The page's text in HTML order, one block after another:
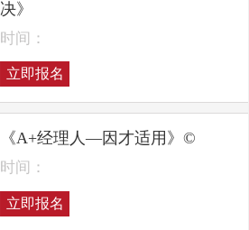
决》
时间：
立即报名
《A+经理人—因才适用》©
时间：
立即报名